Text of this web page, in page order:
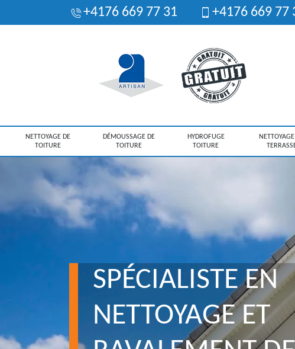
+4176 669 77 31 +4176 669 77
NETTOYAGE DE
TOITURE
DÉMOUSSAGE DE
TOITURE
HYDROFUGE
TOITURE
SPÉCIALISTE EN
NETTOYAGE ET